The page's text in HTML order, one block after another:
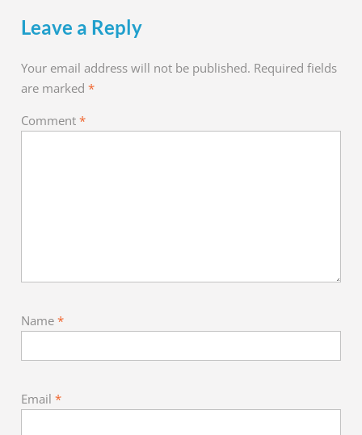
Leave a Reply
Your email address will not be published. Required fields
are marked*
Comment*
Name*
Email*